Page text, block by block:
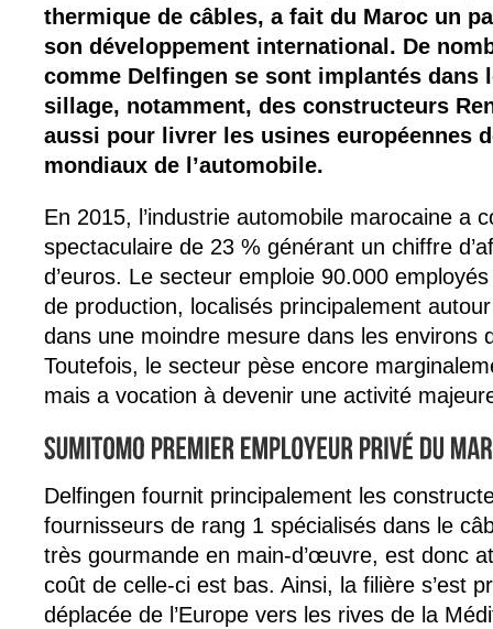
thermique de câbles, a fait du Maroc un
son développement international. De
comme Delfingen se sont implantés dans
sillage, notamment, des constructeurs
aussi pour livrer les usines européennes
mondiaux de l’automobile.
En 2015, l’industrie automobile marocaine a
spectaculaire de 23 % générant un chiffre
d’euros. Le secteur emploie 90.000
de production, localisés principalement
dans une moindre mesure dans les environs
Toutefois, le secteur pèse encore
mais a vocation à devenir une activité
Delfingen fournit principalement les
fournisseurs de rang 1 spécialisés dans le
très gourmande en main-d’œuvre, est donc
coût de celle-ci est bas. Ainsi, la filière s’est
déplacée de l’Europe vers les rives de la